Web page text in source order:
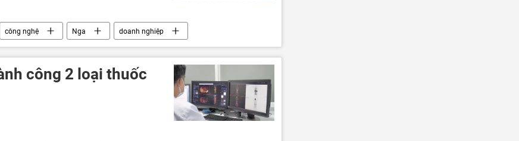
công nghệ Nga
doanh nghiệp
lượng vũ trang Thế giới Pantsir-S
công 2 loại thuốc